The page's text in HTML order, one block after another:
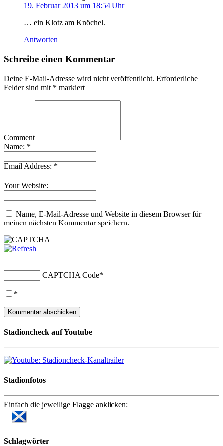
19. Februar 2013 um 18:54 Uhr
… ein Klotz am Knöchel.
Antworten
Schreibe einen Kommentar
Deine E-Mail-Adresse wird nicht veröffentlicht. Erforderliche
Felder sind mit * markiert
Comment
Name: *
Email Address: *
Your Website:
Name, E-Mail-Adresse und Website in diesem Browser für
meinen nächsten Kommentar speichern.
CAPTCHA Code*
*
Stadioncheck auf Youtube
Stadionfotos
Einfach die jeweilige Flagge anklicken:
Schlagwörter